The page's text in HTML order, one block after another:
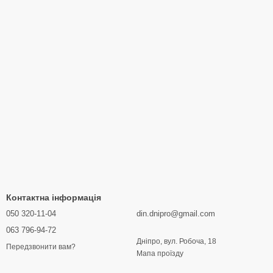
Контактна інформація
050 320-11-04
063 796-94-72
Передзвонити вам?
din.dnipro@gmail.com
Дніпро, вул. Робоча, 18
Мапа проїзду